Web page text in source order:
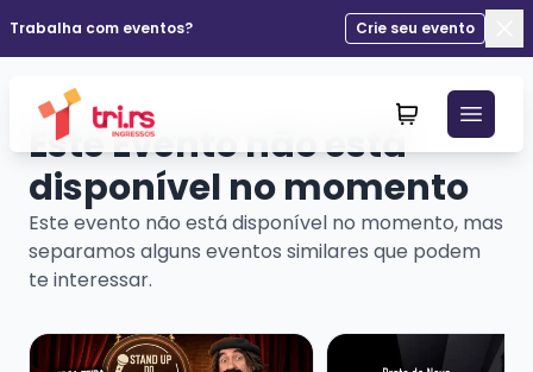
Trabalha com eventos?
Crie seu evento
Este Evento não está
disponível no momento
Este evento não está disponível no momento, mas
separamos alguns eventos similares que podem
te interessar.
Veja mais sobre GURI DE URUGUAIANAVeja mais sobre HELIO